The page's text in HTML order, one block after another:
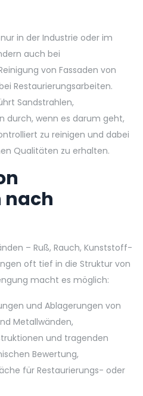
in der Industrie oder im
auch bei
von Fassaden von
Restaurierungsarbeiten.
Sandstrahlen,
durch, wenn es darum geht,
zu reinigen und dabei
Qualitäten zu erhalten.
nach
– Ruß, Rauch, Kunststoff-
oft tief in die Struktur von
macht es möglich:
und Ablagerungen von
Metallwänden,
und tragenden
Bewertung,
für Restaurierungs- oder